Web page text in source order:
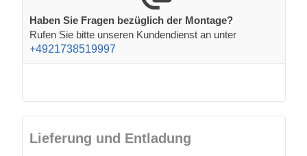
Haben Sie Fragen bezüglich der Montage?
Rufen Sie bitte unseren Kundendienst an unter
+4921738519997
Lieferung und Entladung